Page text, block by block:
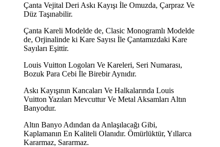
Çanta Vejital Deri Askı Kayışı İle Omuzda, Çarpraz Ve
Düz Taşınabilir.
Çanta Kareli Modelde de, Clasic Monogramlı Modelde
de, Orjinalinde ki Kare Sayısı İle Çantamızdaki Kare
Sayıları Eşittir.
Louis Vuitton Logoları Ve Kareleri, Seri Numarası,
Bozuk Para Cebi İle Birebir Aynıdır.
Askı Kayışının Kancaları Ve Halkalarında Louis
Vuitton Yazıları Mevcuttur Ve Metal Aksamları Altın
Banyodur.
Altın Banyo Adından da Anlaşılacağı Gibi,
Kaplamanın En Kaliteli Olanıdır. Ömürlüktür, Yıllarca
Kararmaz, Sararmaz.